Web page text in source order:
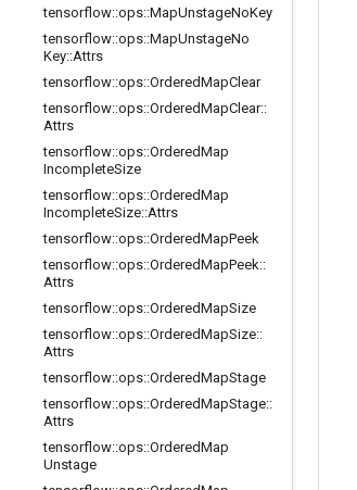
tensorflow::ops::MapUnstageNoKey
tensorflow::ops::MapUnstageNo
Key::Attrs
tensorflow::ops::OrderedMapClear
tensorflow::ops::OrderedMapClear::
Attrs
tensorflow::ops::OrderedMap
IncompleteSize
tensorflow::ops::OrderedMap
IncompleteSize::Attrs
tensorflow::ops::OrderedMapPeek
tensorflow::ops::OrderedMapPeek::
Attrs
tensorflow::ops::OrderedMapSize
tensorflow::ops::OrderedMapSize::
Attrs
tensorflow::ops::OrderedMapStage
tensorflow::ops::OrderedMapStage::
Attrs
tensorflow::ops::OrderedMap
Unstage